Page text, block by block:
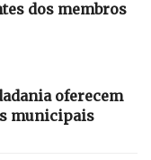
dos membros
oferecem
municipais